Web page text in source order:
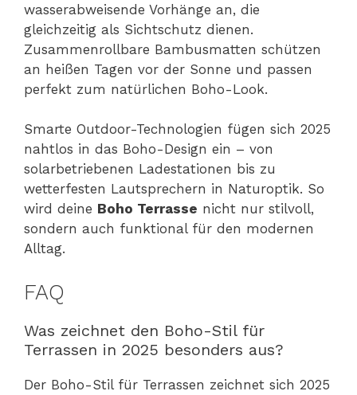
wasserabweisende Vorhänge an, die
gleichzeitig als Sichtschutz dienen.
Zusammenrollbare Bambusmatten schützen
an heißen Tagen vor der Sonne und passen
perfekt zum natürlichen Boho-Look.
Smarte Outdoor-Technologien fügen sich 2025
nahtlos in das Boho-Design ein – von
solarbetriebenen Ladestationen bis zu
wetterfesten Lautsprechern in Naturoptik. So
wird deine Boho Terrasse nicht nur stilvoll,
sondern auch funktional für den modernen
Alltag.
FAQ
Was zeichnet den Boho-Stil für
Terrassen in 2025 besonders aus?
Der Boho-Stil für Terrassen zeichnet sich 2025